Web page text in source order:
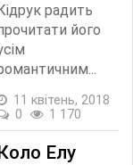
радить
його
11 квітень, 2018
0
1 170
Елу